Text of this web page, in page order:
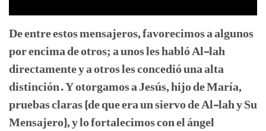
De entre estos mensajeros, favorecimos a algunos
por encima de otros; a unos les habló Al-lah
directamente y a otros les concedió una alta
distinción. Y otorgamos a Jesús, hijo de María,
pruebas claras (de que era un siervo de Al-lah y Su
Mensajero), y lo fortalecimos con el ángel